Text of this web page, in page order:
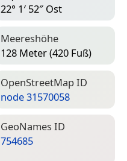
22° 1′ 52″ Ost
Meereshöhe
128 Meter (420 Fuß)
Open­Street­Map ID
node 31570058
Geo­Names ID
754685